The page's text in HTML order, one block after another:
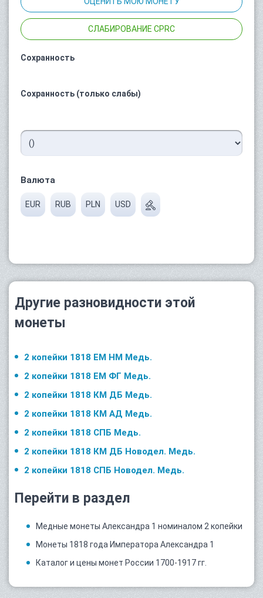
СЛАБИРОВАНИЕ CPRC
Сохранность
Сохранность (только слабы)
Валюта
EUR RUB PLN USD
Другие разновидности этой
монеты
2 копейки 1818 ЕМ НМ Медь.
2 копейки 1818 ЕМ ФГ Медь.
2 копейки 1818 КМ ДБ Медь.
2 копейки 1818 КМ АД Медь.
2 копейки 1818 СПБ Медь.
2 копейки 1818 КМ ДБ Новодел. Медь.
2 копейки 1818 СПБ Новодел. Медь.
Перейти в раздел
Медные монеты Александра 1 номиналом 2 копейки
Монеты 1818 года Императора Александра 1
Каталог и цены монет России 1700-1917 гг.